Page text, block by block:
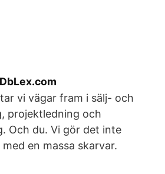
vi vägar fram i sälj- och
projektledning och
Och du. Vi gör det inte
en massa skarvar.